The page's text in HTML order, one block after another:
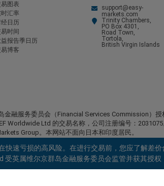
图表
时汇率
经日历
时间
报告季日历
博客
support@easy-
markets.com
Trinity Chambers,
PO Box 4301,
Road Town,
Tortola,
British Virgin Islands
金融服务委员会（Financial Services Commission）授
Worldwide Ltd 的交易名称，公司注册编号：
Group。本网站不面向日本和印度居民。
些地区的居民提供服务，包括美国、以色列、加拿大
古巴、伊朗、利比亚、缅甸、尼加拉瓜、朝鲜、巴拿
速亏损的高风险。在进行交易前，您应了解差
英属维尔京群岛金融服务委员会监管并获其授